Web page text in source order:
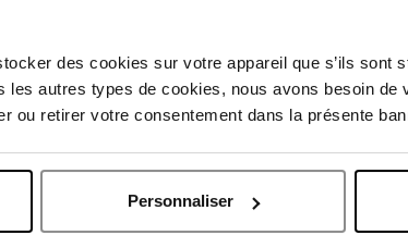
des cookies sur votre appareil que s’ils sont
les autres types de cookies, nous avons besoin de
ou retirer votre consentement dans la présente
Personnaliser
Oublié quelque chose ?